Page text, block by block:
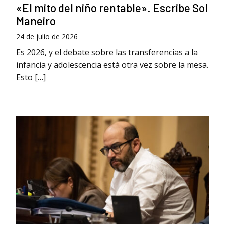
«El mito del niño rentable». Escribe Sol
Maneiro
24 de julio de 2026
Es 2026, y el debate sobre las transferencias a la
infancia y adolescencia está otra vez sobre la mesa.
Esto […]